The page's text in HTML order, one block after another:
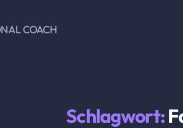
COACH
Schlagwort: